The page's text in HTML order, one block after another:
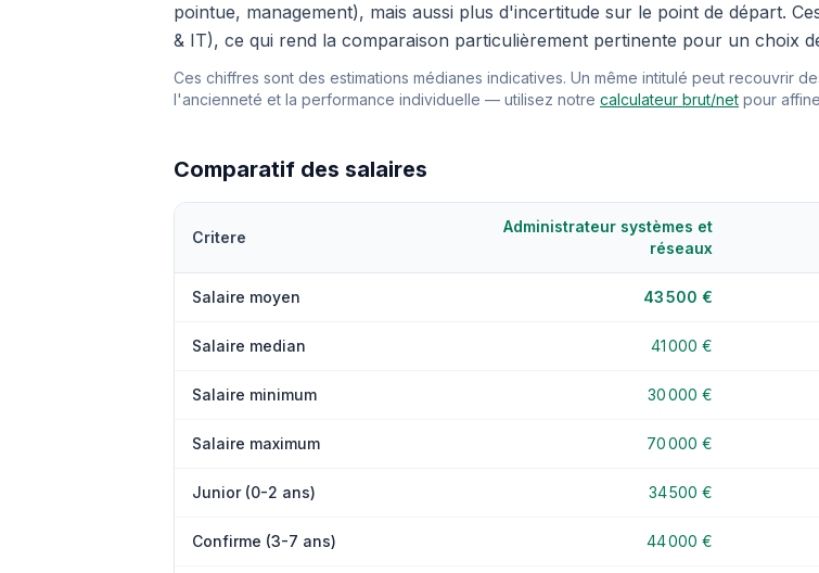
pointue, management), mais aussi plus d'incertitude sur le point de départ.
& IT), ce qui rend la comparaison particulièrement pertinente pour un choix
Ces chiffres sont des estimations médianes indicatives. Un même intitulé peut recouvrir
l'ancienneté et la performance individuelle — utilisez notre calculateur brut/net pour
Comparatif des salaires
Critere
Administrateur systèmes et
réseaux
Salaire moyen 43 500 €
Salaire median 41 000 €
Salaire minimum 30 000 €
Salaire maximum 70 000 €
Junior (0-2 ans) 34 500 €
Confirme (3-7 ans) 44 000 €